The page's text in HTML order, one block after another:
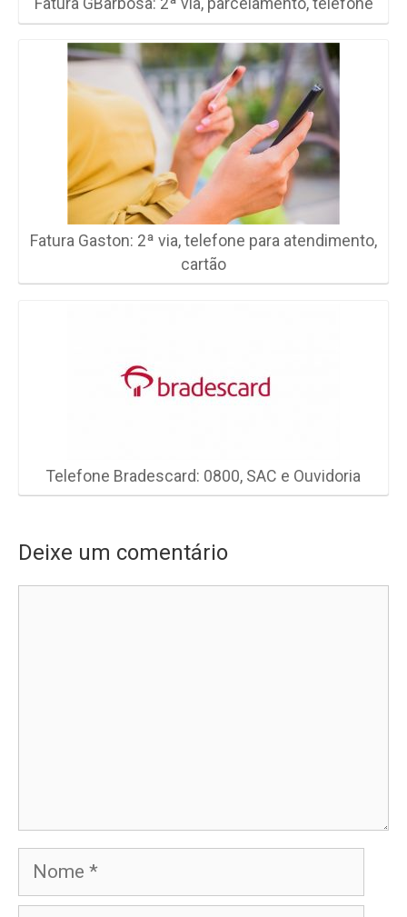
Fatura Gaston: 2ª via, telefone para atendimento,
cartão
Telefone Bradescard: 0800, SAC e Ouvidoria
Deixe um comentário
Nome